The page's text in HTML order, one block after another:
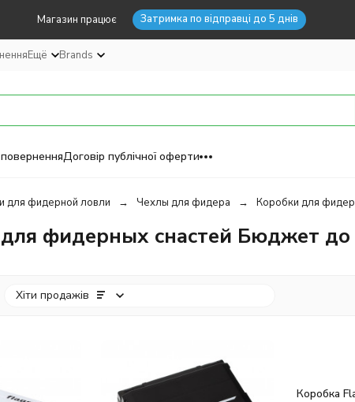
Магазин працює Затримка по відправці до 5 днів
Ещё Brands
Договір публічної оферти
для фидерной ловли Чехлы для фидера Коробки для
фидерных снастей Бюджет
Хіти продажів
Коробка